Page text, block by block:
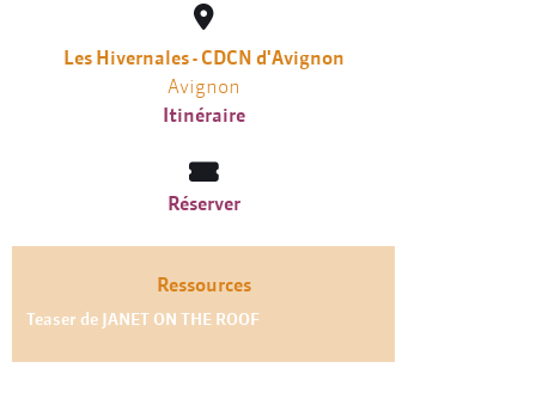
Les Hivernales - CDCN d'Avignon
Avignon
Itinéraire
Réserver
Ressources
Teaser de JANET ON THE ROOF